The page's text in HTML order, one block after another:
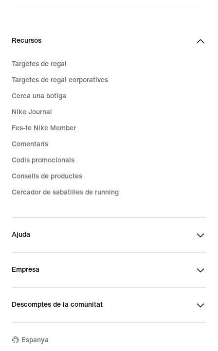
Recursos
Targetes de regal
Targetes de regal corporatives
Cerca una botiga
Nike Journal
Fes-te Nike Member
Comentaris
Codis promocionals
Consells de productes
Cercador de sabatilles de running
Ajuda
Empresa
Descomptes de la comunitat
Espanya